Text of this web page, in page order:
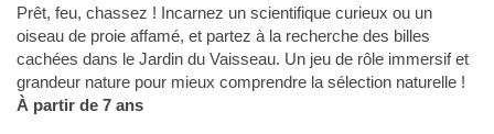
Prêt, feu, chassez ! Incarnez un scientifique curieux ou un
oiseau de proie affamé, et partez à la recherche des billes
cachées dans le Jardin du Vaisseau. Un jeu de rôle immersif et
grandeur nature pour mieux comprendre la sélection naturelle !
À partir de 7 ans